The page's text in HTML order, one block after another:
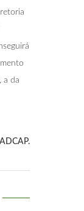
a da